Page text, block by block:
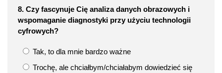
8. Czy fascynuje Cię analiza danych obrazowych i
wspomaganie diagnostyki przy użyciu technologii
cyfrowych?
Tak, to dla mnie bardzo ważne
Trochę, ale chciałbym/chciałabym dowiedzieć się